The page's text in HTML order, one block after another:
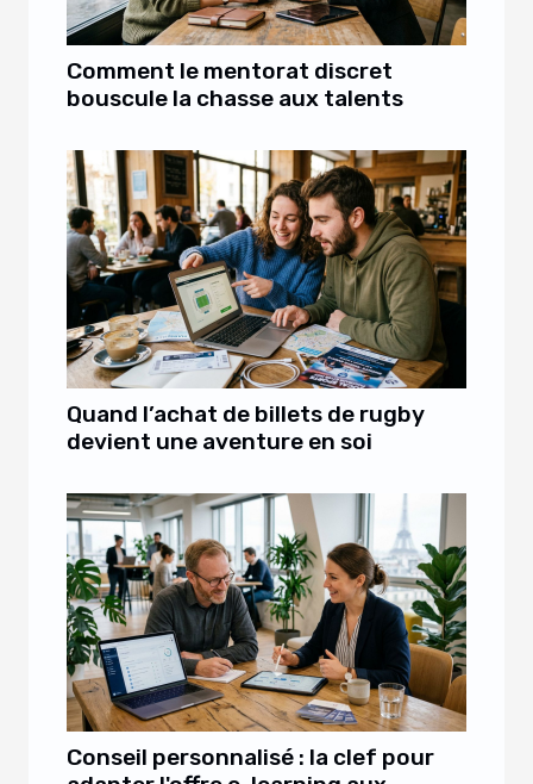
Comment le mentorat discret
bouscule la chasse aux talents
Quand l’achat de billets de rugby
devient une aventure en soi
Conseil personnalisé : la clef pour